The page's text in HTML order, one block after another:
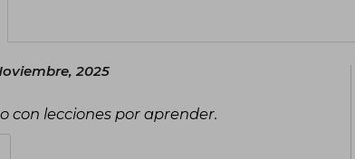
2025
con lecciones por aprender.